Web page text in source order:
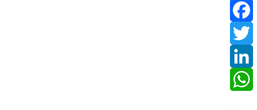
Facebook
Twitter
LinkedIn